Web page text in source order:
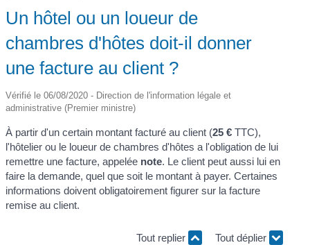
Un hôtel ou un loueur de
chambres d'hôtes doit-il donner
une facture au client ?
Vérifié le 06/08/2020 - Direction de l'information légale et
administrative (Premier ministre)
À partir d'un certain montant facturé au client (25 € TTC),
l'hôtelier ou le loueur de chambres d'hôtes a l'obligation de lui
remettre une facture, appelée note. Le client peut aussi lui en
faire la demande, quel que soit le montant à payer. Certaines
informations doivent obligatoirement figurer sur la facture
remise au client.
Tout replier Tout déplier